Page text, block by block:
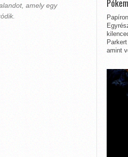
amely egy
amint